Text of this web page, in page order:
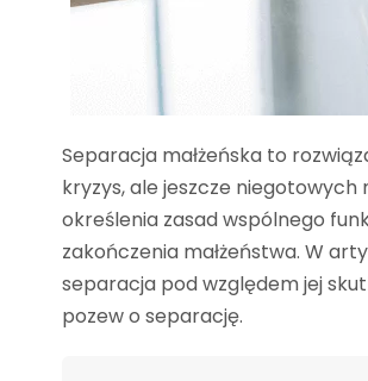
Separacja małżeńska to
kryzys, ale jeszcze niegotowych
określenia zasad wspólnego
zakończenia małżeństwa. W
separacja pod względem jej
pozew o separację.